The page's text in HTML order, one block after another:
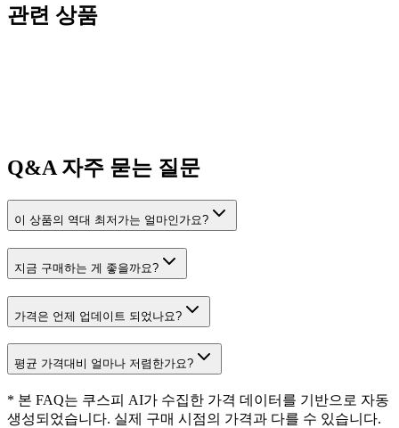
관련 상품
Q&A자주 묻는 질문
이 상품의 역대 최저가는 얼마인가요?
지금 구매하는 게 좋을까요?
가격은 언제 업데이트 되었나요?
평균 가격대비 얼마나 저렴한가요?
* 본 FAQ는 쿠스피 AI가 수집한 가격 데이터를 기반으로 자동
생성되었습니다. 실제 구매 시점의 가격과 다를 수 있습니다.